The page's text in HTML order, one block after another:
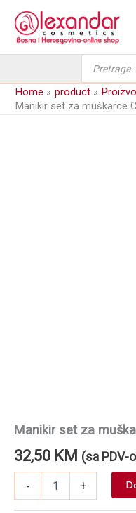
content
search
Home product
Manikir set za muškarce
Manikir set za
32,50 KM (sa PDV-
- +